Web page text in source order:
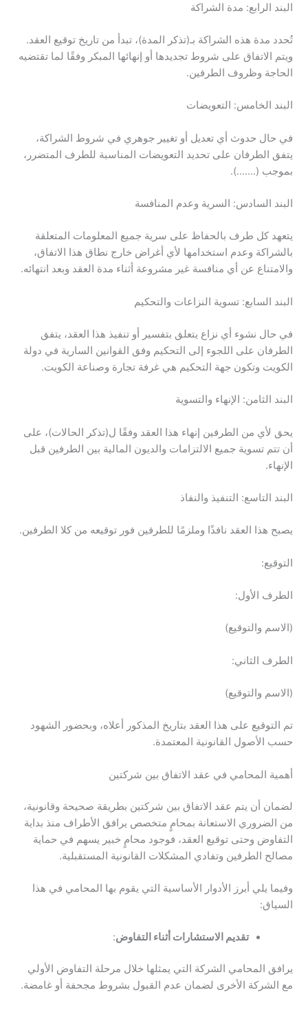
البند الرابع: مدة الشراكة
تُحدد مدة هذه الشراكة بـ(تذكر المدة)، تبدأ من تاريخ توقيع العقد.
ويتم الاتفاق على شروط تجديدها أو إنهائها المبكر وفقًا لما تقتضيه
الحاجة وظروف الطرفين.
البند الخامس: التعويضات
في حال حدوث أي تعديل أو تغيير جوهري في شروط الشراكة،
يتفق الطرفان على تحديد التعويضات المناسبة للطرف المتضرر،
بموجب (…….).
البند السادس: السرية وعدم المنافسة
يتعهد كل طرف بالحفاظ على سرية جميع المعلومات المتعلقة
بالشراكة وعدم استخدامها لأي أغراض خارج نطاق هذا الاتفاق،
والامتناع عن أي منافسة غير مشروعة أثناء مدة العقد وبعد انتهائه.
البند السابع: تسوية النزاعات والتحكيم
في حال نشوء أي نزاع يتعلق بتفسير أو تنفيذ هذا العقد، يتفق
الطرفان على اللجوء إلى التحكيم وفق القوانين السارية في دولة
الكويت وتكون جهة التحكيم هي غرفة تجارة وصناعة الكويت.
البند الثامن: الإنهاء والتسوية
يحق لأي من الطرفين إنهاء هذا العقد وفقًا ل(تذكر الحالات)، على
أن تتم تسوية جميع الالتزامات والديون المالية بين الطرفين قبل
الإنهاء.
البند التاسع: التنفيذ والنفاذ
يصبح هذا العقد نافذًا وملزمًا للطرفين فور توقيعه من كلا الطرفين.
التوقيع:
الطرف الأول:
(الاسم والتوقيع)
الطرف الثاني:
(الاسم والتوقيع)
تم التوقيع على هذا العقد بتاريخ المذكور أعلاه، وبحضور الشهود
حسب الأصول القانونية المعتمدة.
أهمية المحامي في عقد الاتفاق بين شركتين
لضمان أن يتم عقد الاتفاق بين شركتين بطريقة صحيحة وقانونية،
من الضروري الاستعانة بمحامٍ متخصص يرافق الأطراف منذ بداية
التفاوض وحتى توقيع العقد، فوجود محامٍ خبير يسهم في حماية
مصالح الطرفين وتفادي المشكلات القانونية المستقبلية.
وفيما يلي أبرز الأدوار الأساسية التي يقوم بها المحامي في هذا
السياق:
تقديم الاستشارات أثناء التفاوض:
يرافق المحامي الشركة التي يمثلها خلال مرحلة التفاوض الأولي
مع الشركة الأخرى لضمان عدم القبول بشروط مجحفة أو غامضة.